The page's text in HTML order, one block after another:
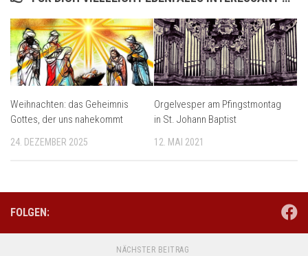
Weihnachten: das Geheimnis
Gottes, der uns nahekommt
24. DEZEMBER 2025
Orgelvesper am Pfingstmontag
in St. Johann Baptist
12. MAI 2021
FOLGEN:
NÄCHSTER BEITRAG